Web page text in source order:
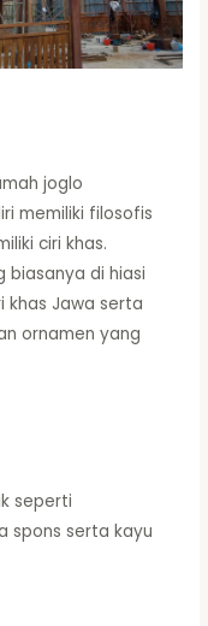
joglo
memiliki filosofis
ciri khas.
di hiasi
khas Jawa serta
ornamen yang
seperti
spons serta kayu